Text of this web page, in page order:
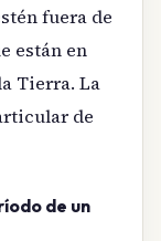
fuera de
están en
Tierra. La
de
de un